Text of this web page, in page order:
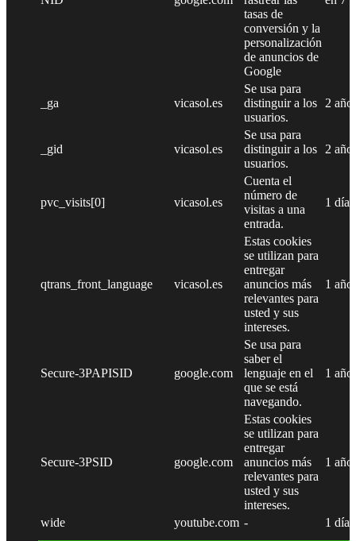
tasas de
conversión y la
personalización
de anuncios de
Google
_ga vicasol.es
Se usa para
distinguir a los
usuarios.
2
_gid vicasol.es
Se usa para
distinguir a los
usuarios.
2
pvc_visits[0] vicasol.es
Cuenta el
número de
visitas a una
entrada.
1 día
qtrans_front_language vicasol.es
Estas cookies
se utilizan para
entregar
anuncios más
relevantes para
usted y sus
intereses.
1 año
Secure-3PAPISID google.com
Se usa para
saber el
lenguaje en el
que se está
navegando.
1 año
Secure-3PSID google.com
Estas cookies
se utilizan para
entregar
anuncios más
relevantes para
usted y sus
intereses.
1 año
wide youtube.com - 1 día